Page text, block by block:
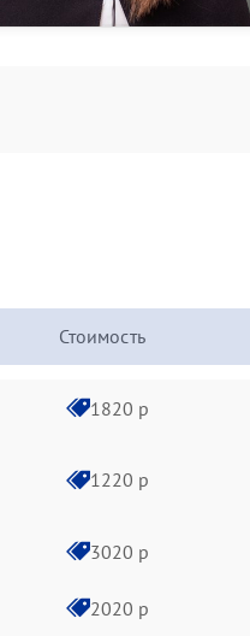
Стоимость
1820 р
1220 р
3020 р
2020 р